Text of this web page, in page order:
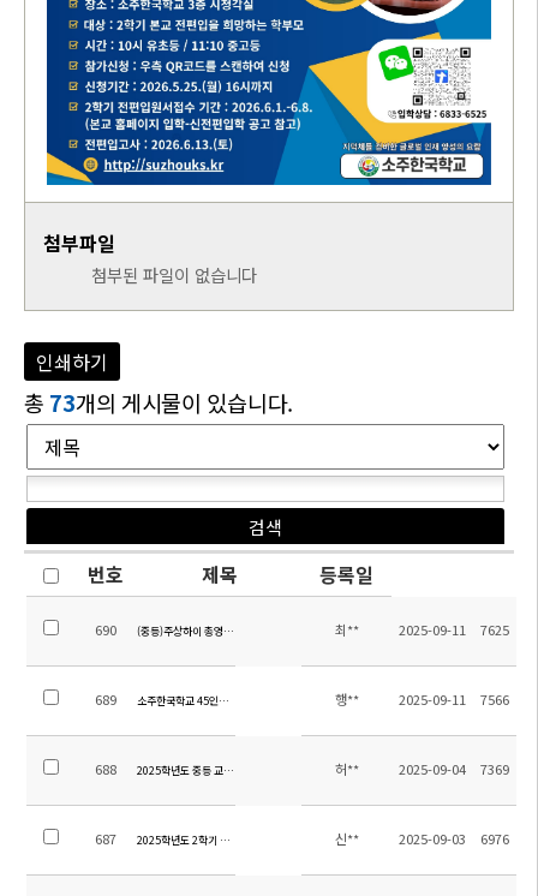
첨부파일
첨부된 파일이 없습니다
인쇄하기
총 73개의 게시물이 있습니다.
번호 제목 등록일
690 (중등)주상하이 총영사관 부총영사 특강 개최 안내최** 2025-09-11 7625
689 소주한국학교 45인승 차량 매각 입찰 공고 행** 2025-09-11 7566
688 2025학년도 중등 교내 수상 계획 허** 2025-09-04 7369
687 2025학년도 2학기 초등 수행평가 계획 안내(4~6학년)
신** 2025-09-03 6976